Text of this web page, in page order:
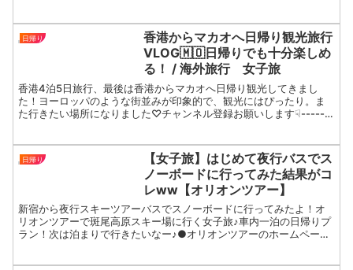
日帰り
香港からマカオへ日帰り観光旅行
VLOG🇲🇴日帰りでも十分楽しめ
る！ / 海外旅行 女子旅
香港4泊5日旅行、最後は香港からマカオへ日帰り観光してきまし
た！ヨーロッパのような街並みが印象的で、観光にはぴったり。ま
た行きたい場所になりました♡チャンネル登録お願いします☟-------
日帰り
【女子旅】はじめて夜行バスでス
ノーボードに行ってみた結果がコ
レww【オリオンツアー】
新宿から夜行スキーツアーバスでスノーボードに行ってみたよ！オ
リオンツアーで斑尾高原スキー場に行く女子旅♪車内一泊の日帰りプ
ラン！次は泊まりで行きたいなー♪●オリオンツアーのホームページ